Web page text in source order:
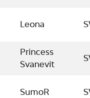
Leona
Princess
Svanevit
SumoR